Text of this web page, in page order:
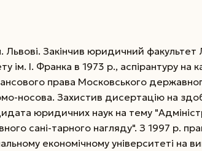
Закінчив юридичний факультет
ім. І. Франка в 1973 р., аспірантуру на
права Московського
носова. Захистив дисертацію на
юридичних наук на тему
сані-тарного нагляду". З 1997 р.
економічному університеті на